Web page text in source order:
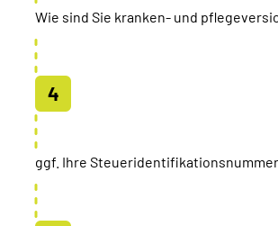
Wie sind Sie kranken- und
ggf. Ihre Steueridentifikationsnummer